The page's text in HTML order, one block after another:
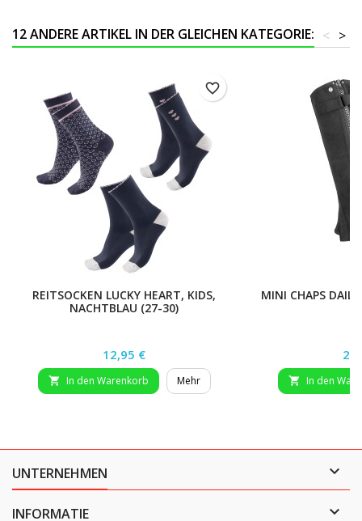
12 ANDERE ARTIKEL IN DER GLEICHEN KATEGORIE: >
<
REITSOCKEN LUCKY HEART, KIDS,
NACHTBLAU (27-30)
Preis
12,95 €
 In den Warenkorb Mehr
favorite_border
MINI CHAPS
 In den
UNTERNEHMEN 
INFORMATIE 